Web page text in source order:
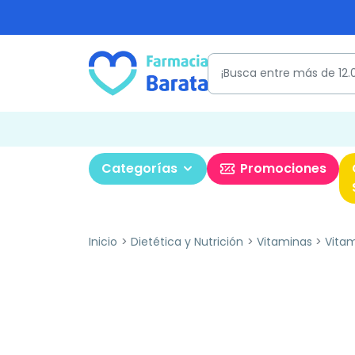
Categorías Promociones
Inicio Dietética y Nutrición Vitaminas